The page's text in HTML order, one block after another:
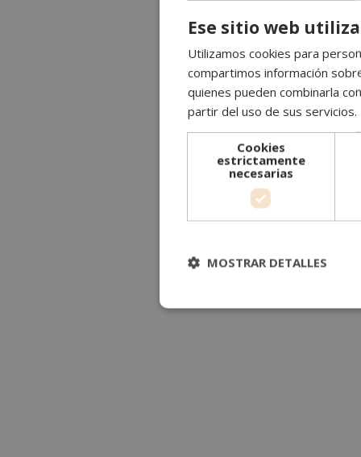
Ese sitio web
Utilizamos cookies para
compartimos información
quienes pueden combinarla
partir del uso de sus servicios.
Cookies
estrictamente
necesarias
MOSTRAR DETALLES